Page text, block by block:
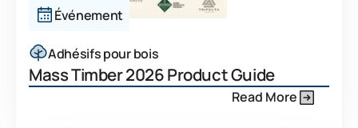
Événement
Adhésifs pour bois
Mass Timber 2026 Product Guide
Read More